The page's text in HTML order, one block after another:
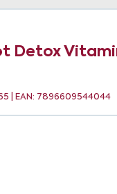
Detox
| EAN: 7896609544044